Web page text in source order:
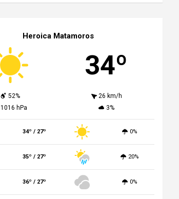
Heroica Matamoros
34º
52%
26 km/h
1016 hPa
3%
34º / 27º 0%
35º / 27º 20%
36º / 27º 0%